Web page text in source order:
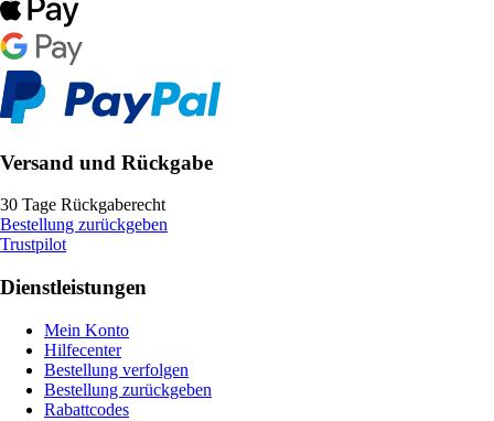
Versand und Rückgabe
30 Tage Rückgaberecht
Bestellung zurückgeben
Trustpilot
Dienstleistungen
Mein Konto
Hilfecenter
Bestellung verfolgen
Bestellung zurückgeben
Rabattcodes